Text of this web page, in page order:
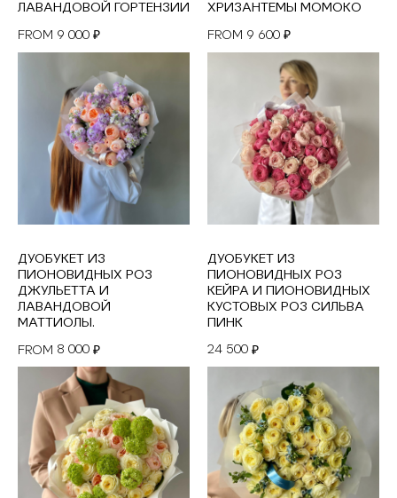
ЛАВАНДОВОЙ ГОРТЕНЗИИ
FROM 9 000 ₽
ХРИЗАНТЕМЫ МОМОКО
FROM 9 600 ₽
ДУОБУКЕТ ИЗ
ПИОНОВИДНЫХ РОЗ
ДЖУЛЬЕТТА И
ЛАВАНДОВОЙ
МАТТИОЛЫ.
FROM 8 000 ₽
ДУОБУКЕТ ИЗ
ПИОНОВИДНЫХ РОЗ
КЕЙРА И ПИОНОВИДНЫХ
КУСТОВЫХ РОЗ СИЛЬВА
ПИНК
24 500 ₽